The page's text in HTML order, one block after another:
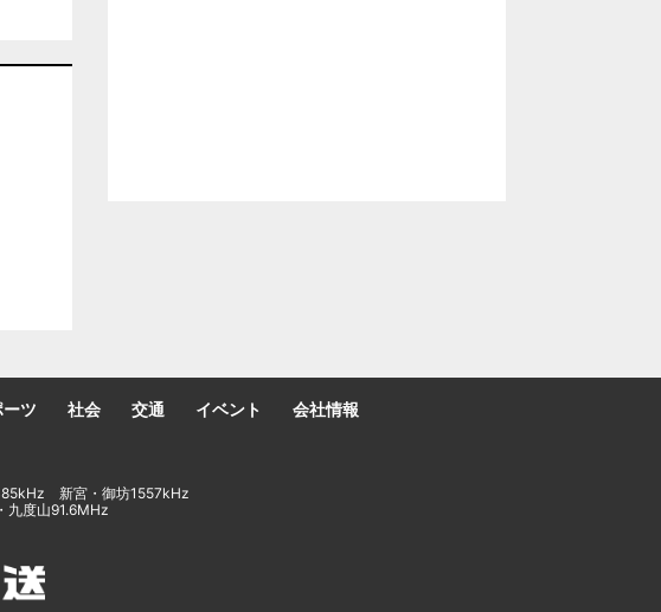
ーツ 社会 交通 イベント 会社情報
新宮・御坊1557kHz
度山91.6MHz